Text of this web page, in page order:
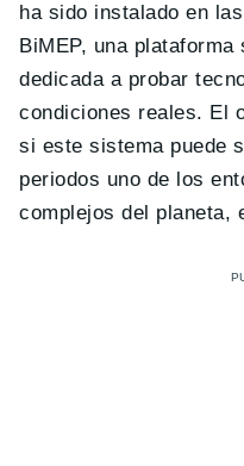
ha sido instalado en
BiMEP, una
dedicada a probar
condiciones reales. El
si este sistema puede
periodos uno de los
complejos del planeta,